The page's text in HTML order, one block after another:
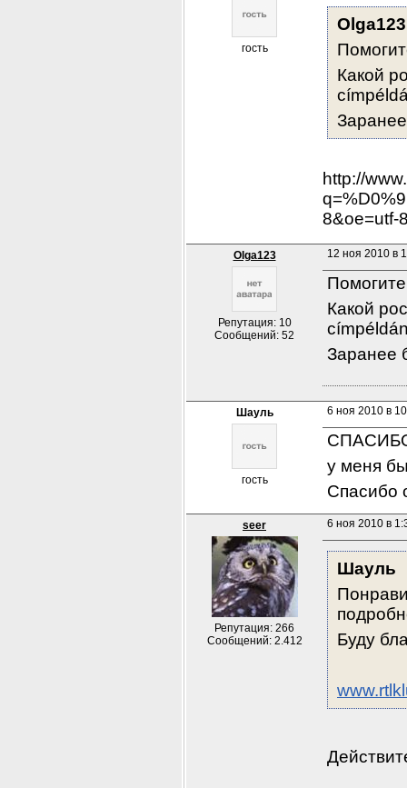
гость
Olga123
Какой
http://
8&oe=utf-
Olga123
Репутация: 10
Сообщений: 52
12 ноя 2010 в
Какой
Заранее
Шауль
гость
6 ноя 2010 в
у меня
Спасибо
seer
Репутация: 266
Сообщений: 2.412
6 ноя 2010 в
Шауль
Буду